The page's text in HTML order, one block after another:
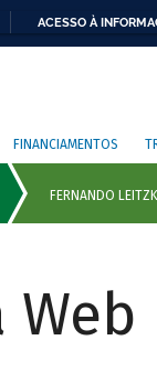
ACESSO À
FINANCIAMENTOS